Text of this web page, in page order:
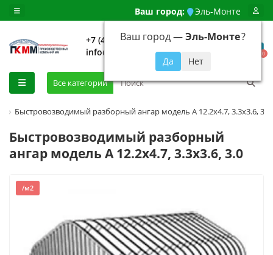
Ваш город: Эль-Монте
Ваш город —Эль-Монте?
+7 (499) 648-92-94
info@evroshtaketnikmoskva.ru
0
Все категории
Быстровозводимый разборный ангар модель A 12.2x4.7, 3.3x3.6, 3.0
Быстровозводимый разборный
ангар модель A 12.2x4.7, 3.3x3.6, 3.0
/м2